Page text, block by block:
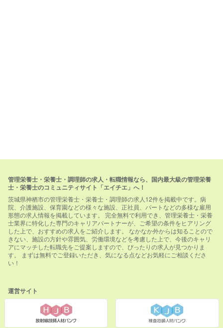
管理栄養士・栄養士・調理師の求人・転職情報なら、国内最大級の管理栄養
士・栄養士のコミュニティサイト「エイチエ」へ！
茨城県神栖市の管理栄養士・栄養士・調理師の求人12件を掲載中です。病
院、介護施設、保育園などの様々な施設、正社員、パートなどの多様な雇用
形態の求人情報を掲載しています。 完全無料で利用でき、管理栄養士・栄養
士業界に特化した専門のキャリアパートナーが、ご希望の条件をヒアリング
した上で、おすすめの求人をご紹介します。 なかなか外からは知ることので
きない、施設の方針や雰囲気、労働環境などを考慮した上で、今後のキャリ
アにマッチした転職先をご提案しますので、ぴったりの求人が見つかりま
す。 まずは無料でご登録いただき、気になる点などお気軽にご相談くださ
い！
運営サイト